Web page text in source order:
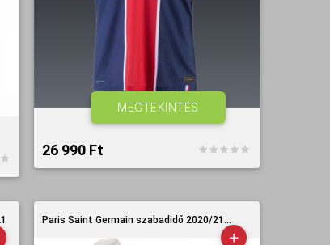
26 990 Ft‎
MEGTEKINTÉS
Paris Saint Germain szabadidő 2020/21...